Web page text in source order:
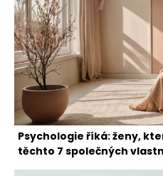
Psychologie říká: ženy,
těchto 7 společných